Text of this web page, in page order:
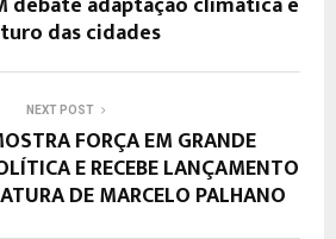
das cidades
NEXT POST
FORÇA EM GRANDE
E RECEBE LANÇAMENTO
DE MARCELO PALHANO